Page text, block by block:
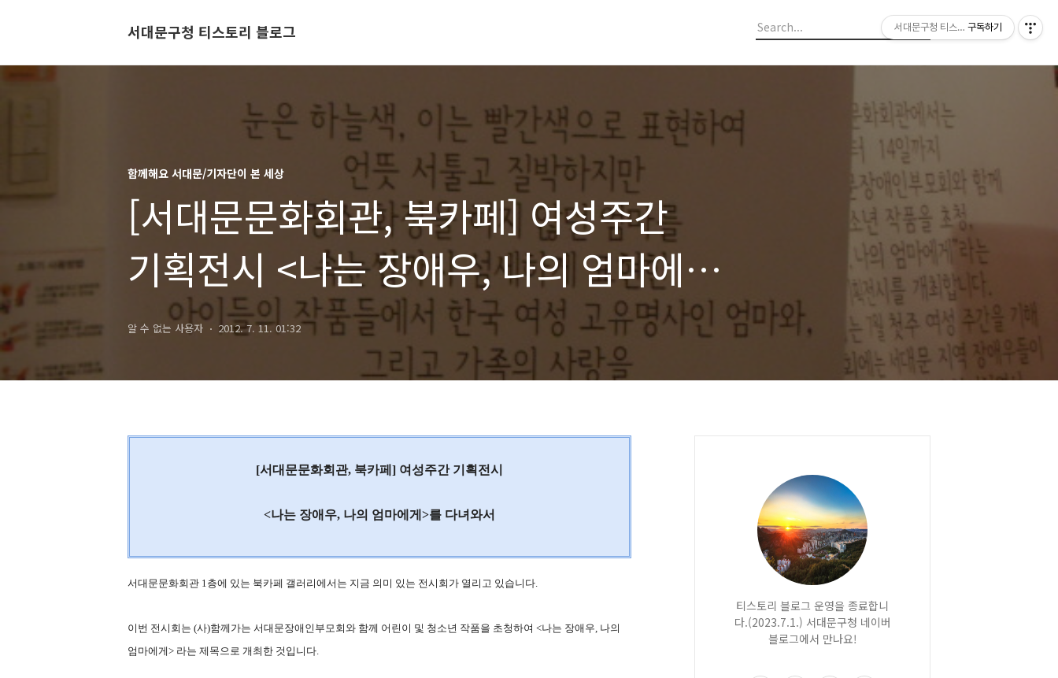
서대문구청 티스토리 블로그
함께해요 서대문/기자단이 본 세상
[서대문문화회관, 북카페] 여성주간
기획전시 <나는 장애우, 나의 엄마에게
>를 다녀와서
알 수 없는 사용자 2012. 7. 11. 01:32
[서대문문화회관, 북카페] 여성주간 기획전시
<나는 장애우, 나의 엄마에게>를 다녀와서
서대문문화회관 1층에 있는 북카페 갤러리에서는 지금 의미 있는 전시회가 열리고 있습니다.
이번 전시회는 (사)함께가는 서대문장애인부모회와 함께 어린이 및 청소년 작품을 초청하여 <나는 장애우, 나의
엄마에게> 라는 제목으로 개최한 것입니다.
티스토리 블로그 운영을 종료합니
다.(2023.7.1.) 서대문구청 네이버
블로그에서 만나요!
서대문구청 티스토리 블로그
구독하기